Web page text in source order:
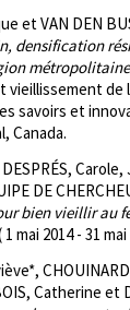
et VAN DEN
densification
vieillissement de
savoirs et
Canada.
DE
bien vieillir au
mai 2014 - 31
Catherine et